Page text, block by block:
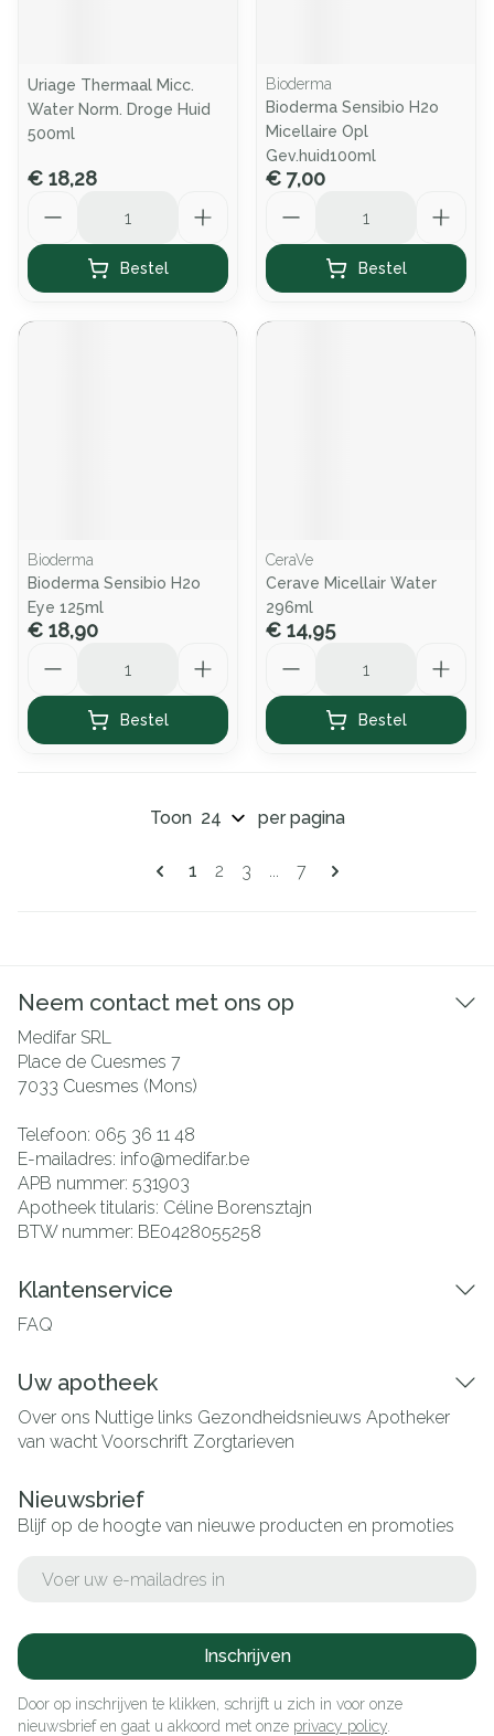
Uriage Thermaal Micc.
Water Norm. Droge Huid
500ml
€ 18,28
Bestel
Bioderma
Bioderma Sensibio H2o
Micellaire Opl
Gev.huid100ml
€ 7,00
Bestel
Bioderma
Bioderma Sensibio H2o
Eye 125ml
€ 18,90
Bestel
CeraVe
Cerave Micellair Water
296ml
€ 14,95
Bestel
Pagina's
U lees momenteel pagina
1 Pagina
2 Pagina
3 ... Pagina
7
Toon per pagina
Neem contact met ons op
Medifar SRL
Place de Cuesmes 7
7033 Cuesmes (Mons)
Telefoon: 065 36 11 48
E-mailadres: info@medifar.be
APB nummer: 531903
Apotheek titularis: Céline Borensztajn
BTW nummer: BE0428055258
Klantenservice
FAQ
Uw apotheek
Over ons Nuttige links Gezondheidsnieuws Apotheker
van wachtVoorschrift Zorgtarieven
Nieuwsbrief
Blijf op de hoogte van nieuwe producten en promoties
Inschrijven
Door op inschrijven te klikken, schrijft u zich in voor onze
nieuwsbrief en gaat u akkoord met onze privacy policy